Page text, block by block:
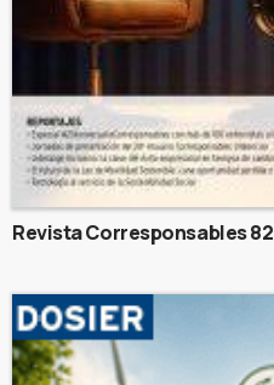
Revista Corresponsables 82